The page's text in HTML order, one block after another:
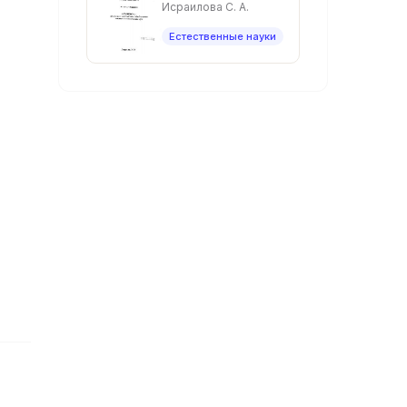
Чеченской
анализ. -
26с.
Исраилова С. А.
Естественные науки